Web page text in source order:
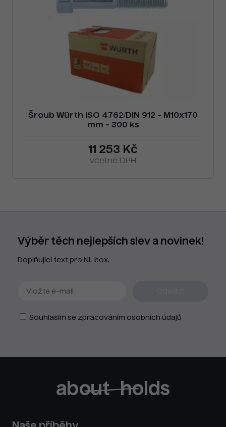
Šroub Würth ISO 4762/DIN 912 - M10x170
mm - 300 ks
11 253 Kč
včetně DPH
Výběr těch nejlepších slev a novinek!
Doplňující text pro NL box.
Souhlasím se zpracováním osobních údajů